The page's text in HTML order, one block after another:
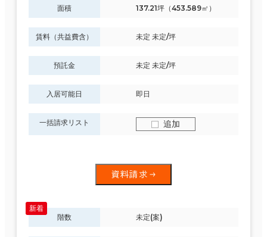
面積 137.21坪（453.589㎡）
賃料（共益費含） 未定 未定/坪
預託金 未定 未定/坪
入居可能日 即日
一括請求リスト 追加
資料請求
階数 未定(案)